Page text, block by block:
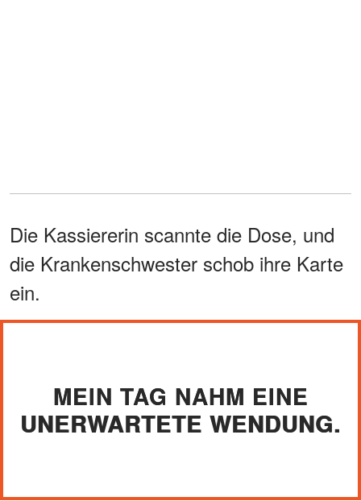
Die Kassiererin scannte die Dose, und
die Krankenschwester schob ihre Karte
ein.
MEIN TAG NAHM EINE
UNERWARTETE WENDUNG.